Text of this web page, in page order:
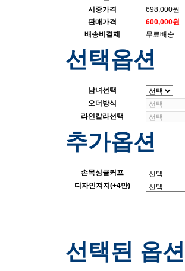
시중가격
698,000원
판매가격
600,000원
배송비결제
무료배송
선택옵션
남녀선택
오더방식
라인칼라선택
추가옵션
손목싱글커프
디자인져지(+4만)
선택된 옵션